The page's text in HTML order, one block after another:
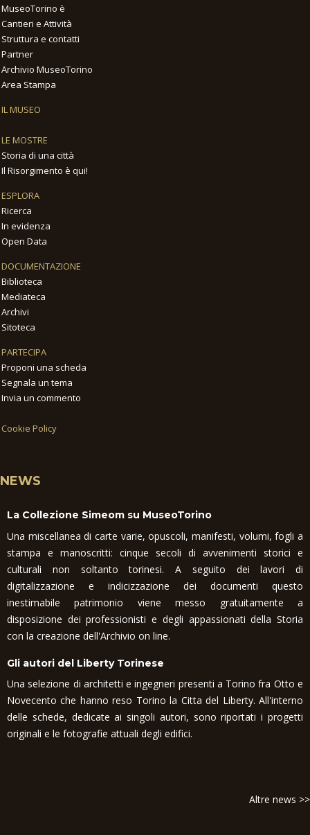
MuseoTorino è
Cantieri e Attività
Struttura e contatti
Partner
Archivio MuseoTorino
Area Stampa
IL MUSEO
LE MOSTRE
Storia di una città
Il Risorgimento è qui!
ESPLORA
Ricerca
In evidenza
Open Data
DOCUMENTAZIONE
Biblioteca
Mediateca
Archivi
Sitoteca
PARTECIPA
Proponi una scheda
Segnala un tema
Invia un commento
Cookie Policy
NEWS
La Collezione Simeom su MuseoTorino
Una miscellanea di carte varie, opuscoli, manifesti, volumi, fogli a
stampa e manoscritti: cinque secoli di avvenimenti storici e
culturali non soltanto torinesi. A seguito dei lavori di
digitalizzazione e indicizzazione dei documenti questo
inestimabile patrimonio viene messo gratuitamente a
disposizione dei professionisti e degli appassionati della Storia
con la creazione dell'Archivio on line.
Gli autori del Liberty Torinese
Una selezione di architetti e ingegneri presenti a Torino fra Otto e
Novecento che hanno reso Torino la Citta del Liberty. All'interno
delle schede, dedicate ai singoli autori, sono riportati i progetti
originali e le fotografie attuali degli edifici.
Altre news >>